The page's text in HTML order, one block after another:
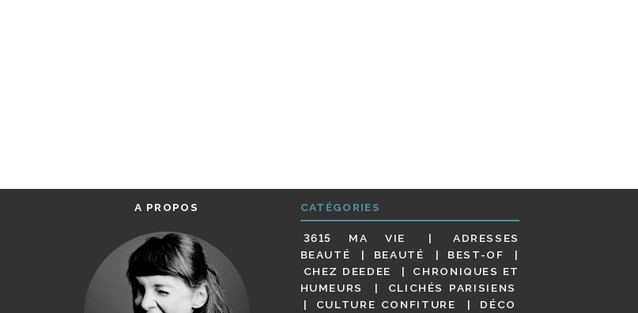
A PROPOS CATÉGORIES
3615 MA VIE
ADRESSES
BEAUTÉ
BEAUTÉ
BEST-OF
CHEZ DEEDEE
CHRONIQUES ET
HUMEURS
CLICHÉS PARISIENS
CULTURE CONFITURE
DÉCO